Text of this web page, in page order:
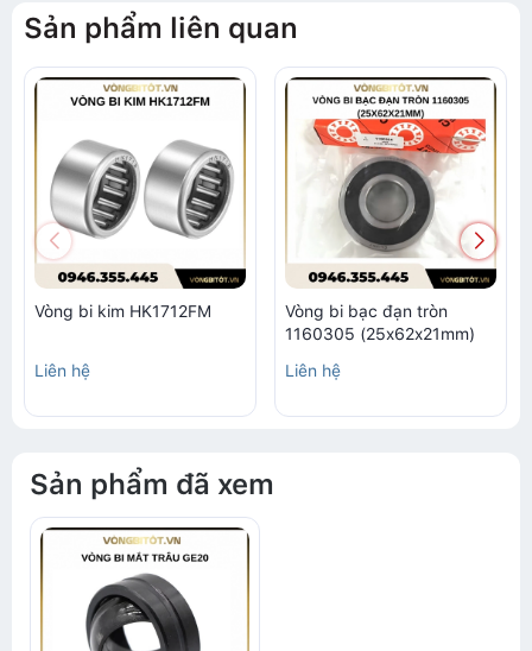
Sản phẩm liên quan
Vòng bi kim HK1712FM
Liên hệ
Vòng bi bạc đạn tròn
1160305 (25x62x21mm)
Liên hệ
Sản phẩm đã xem